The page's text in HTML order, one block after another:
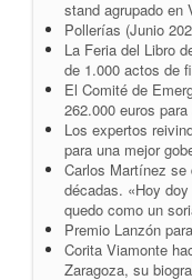
stand agrupado en
Pollerías (Junio
La Feria del Libro
de 1.000 actos de
El Comité de
262.000 euros
Los expertos
para una mejor
Carlos Martínez
décadas. «Hoy
quedo como un
Premio Lanzón
Corita Viamonte
Zaragoza, su